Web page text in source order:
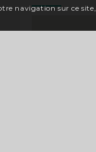
navigation sur ce